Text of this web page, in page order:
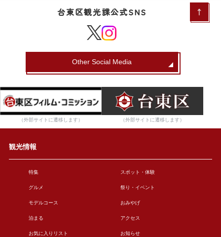
台東区観光課公式SNS
Other Social Media
（外部サイトに遷移します） （外部サイトに遷移します）
観光情報
特集 スポット・体験
グルメ 祭り・イベント
モデルコース おみやげ
泊まる アクセス
お気に入りリスト お知らせ